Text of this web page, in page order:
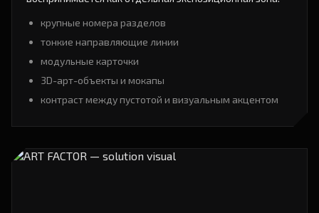
крупные номера разделов
тонкие направляющие линии
модульные карточки
3D-арт-объекты и мокапы
контраст между пустотой и визуальным акцентом